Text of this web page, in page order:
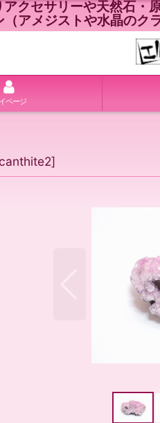
クセサリーや天然石・
アメジストや水晶のク
ページ
]